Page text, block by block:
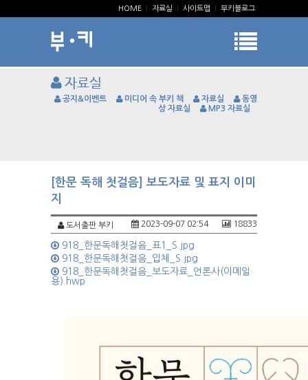
HOME 자료실 사이트맵 부키블로그
자료실
공지&이벤트 미디어 속 부키 책 자료실
동영
상 자료실
MP3 자료실
[한문 독해 첫걸음] 보도자료 및 표지 이미
지
도서출판 부키 18833
2023-09-07 02:54
918_한문독해첫걸음_표1_S.jpg
918_한문독해첫걸음_입체_S.jpg
918_한문독해첫걸음_보도자료_언론사(이메일
용).hwp